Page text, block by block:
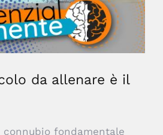
da allenare è il
connubio fondamentale